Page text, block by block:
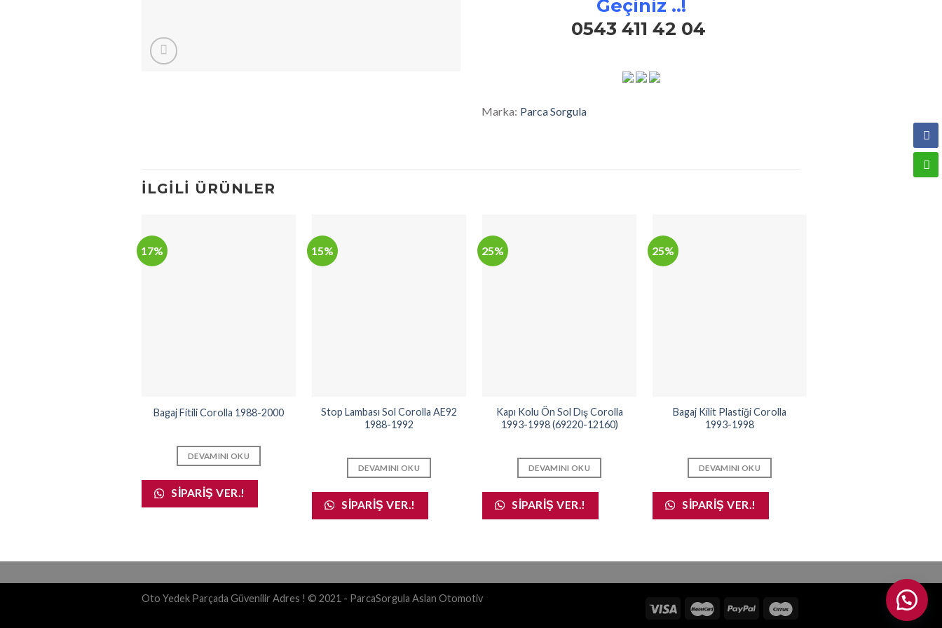
Geçiniz ..!
0543 411 42 04
Marka: Parca Sorgula
İLGILI ÜRÜNLER
17%
Bagaj Fitili Corolla 1988-2000
DEVAMINI OKU
SIPARIŞ VER.!
15%
Stop Lambası Sol Corolla AE92
1988-1992
DEVAMINI OKU
SIPARIŞ VER.!
25%
Kapı Kolu Ön Sol Dış Corolla
1993-1998 (69220-12160)
DEVAMINI OKU
SIPARIŞ VER.!
25%
Bagaj Kilit Plastiği Corolla
1993-1998
DEVAMINI OKU
SIPARIŞ VER.!
Oto Yedek Parçada Güvenilir Adres ! © 2021 - ParcaSorgula Aslan Otomotiv